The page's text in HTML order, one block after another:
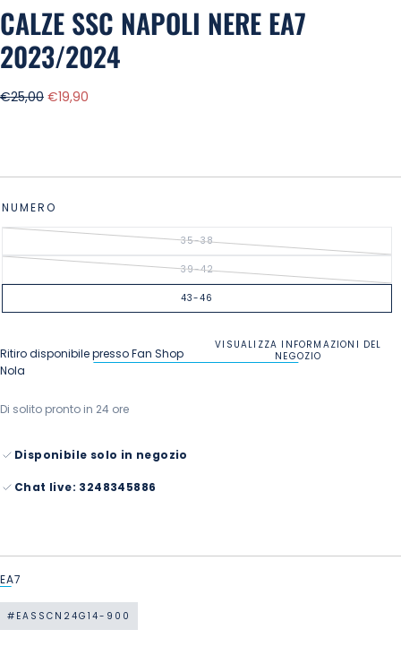
CALZE SSC NAPOLI NERE EA7
2023/2024
Prezzo
€25,00 Prezzo
€19,90
NUMERO
35-38VARIANTE
ESAURITA
NON
39-42VARIANTE
ESAURITA
NON
43-46
Ritiro disponibile pressoFan Shop
Nola
Di solito pronto in 24 ore
VISUALIZZA INFORMAZIONI DEL
NEGOZIO
Disponibile solo in negozio
Chat live: 3248345886
EA7
#EASSCN24G14-900